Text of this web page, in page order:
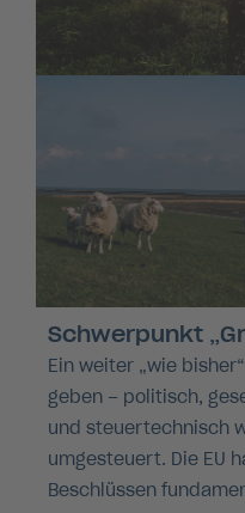
Schwerpunkt
Ein weiter „wie
geben – politisch,
und steuertechnisch
umgesteuert. Die EU
Beschlüssen